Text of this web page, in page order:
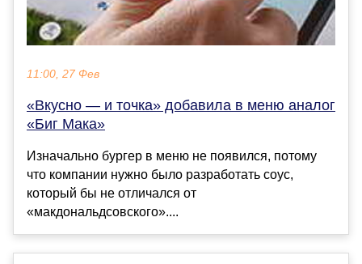
11:00, 27 Фев
«Вкусно — и точка» добавила в меню аналог
«Биг Мака»
Изначально бургер в меню не появился, потому
что компании нужно было разработать соус,
который бы не отличался от
«макдональдсовского»....